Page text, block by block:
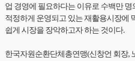
업 경영에 필요하다는 이유로 수백만
적정하게 운영되고 있는 재활용시장에
쉽게 시장을 장악하고자 하는 것이다.
한국자원순환단체총연맹(신창언 회장,